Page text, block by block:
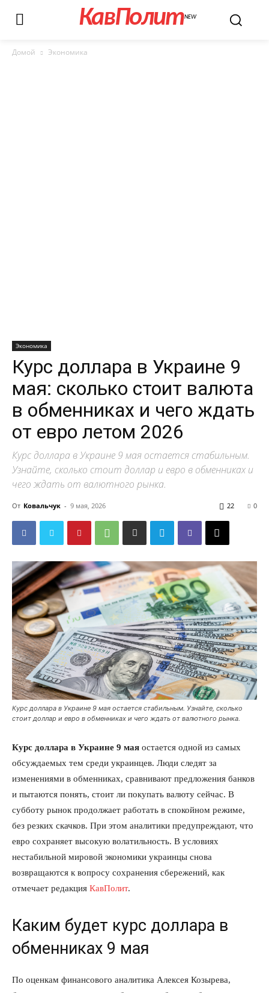
КавПолитNEW
Домой Экономика
Экономика
Курс доллара в Украине 9
мая: сколько стоит валюта
в обменниках и чего ждать
от евро летом 2026
Курс доллара в Украине 9 мая остается стабильным.
Узнайте, сколько стоит доллар и евро в обменниках и
чего ждать от валютного рынка.
От Ковальчук - 9 мая, 2026 0
22
Курс доллара в Украине 9 мая остается стабильным. Узнайте, сколько
стоит доллар и евро в обменниках и чего ждать от валютного рынка.
Курс доллара в Украине 9 мая остается одной из самых
обсуждаемых тем среди украинцев. Люди следят за
изменениями в обменниках, сравнивают предложения банков
и пытаются понять, стоит ли покупать валюту сейчас. В
субботу рынок продолжает работать в спокойном режиме,
без резких скачков. При этом аналитики предупреждают, что
евро сохраняет высокую волатильность. В условиях
нестабильной мировой экономики украинцы снова
возвращаются к вопросу сохранения сбережений, как
отмечает редакция КавПолит.
Каким будет курс доллара в
обменниках 9 мая
По оценкам финансового аналитика Алексея Козырева,